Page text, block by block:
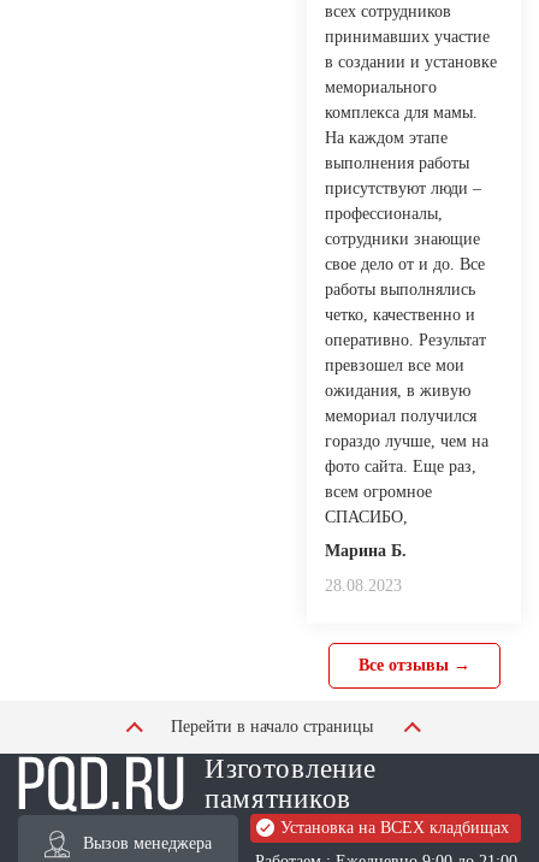
всех сотрудников
принимавших участие
в создании и установке
мемориального
комплекса для мамы.
На каждом этапе
выполнения работы
присутствуют люди –
профессионалы,
сотрудники знающие
свое дело от и до. Все
работы выполнялись
четко, качественно и
оперативно. Результат
превзошел все мои
ожидания, в живую
мемориал получился
гораздо лучше, чем на
фото сайта. Еще раз,
всем огромное
СПАСИБО,
Марина Б.
28.08.2023
Все отзывы →
Перейти в начало страницы
Изготовление
памятников
Вызов менеджера
Установка на ВСЕХ кладбищах